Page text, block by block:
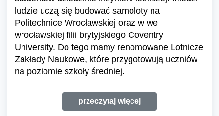
ludzie uczą się budować samoloty na
Politechnice Wrocławskiej oraz w we
wrocławskiej filii brytyjskiego Coventry
University. Do tego mamy renomowane Lotnicze
Zakłady Naukowe, które przygotowują uczniów
na poziomie szkoły średniej.
przeczytaj więcej